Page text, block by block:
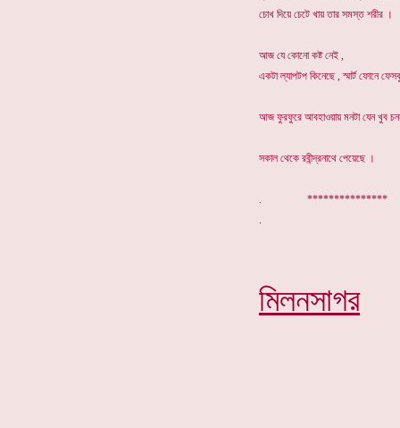
চোখ দিয়ে চেটে খায় তার সমস্ত শরীর ।
আজ যে কোনো কষ্ট নেই ,
একটা ল্যাপটপ কিনেছে , স্মার্ট ফোনে
আজ ফুরফুরে আবহাওয়ায় মনটা যেন খুব
সকাল থেকে রবীন্দ্রনাথে পেয়েছে ।
. ***************
মিলনসাগর